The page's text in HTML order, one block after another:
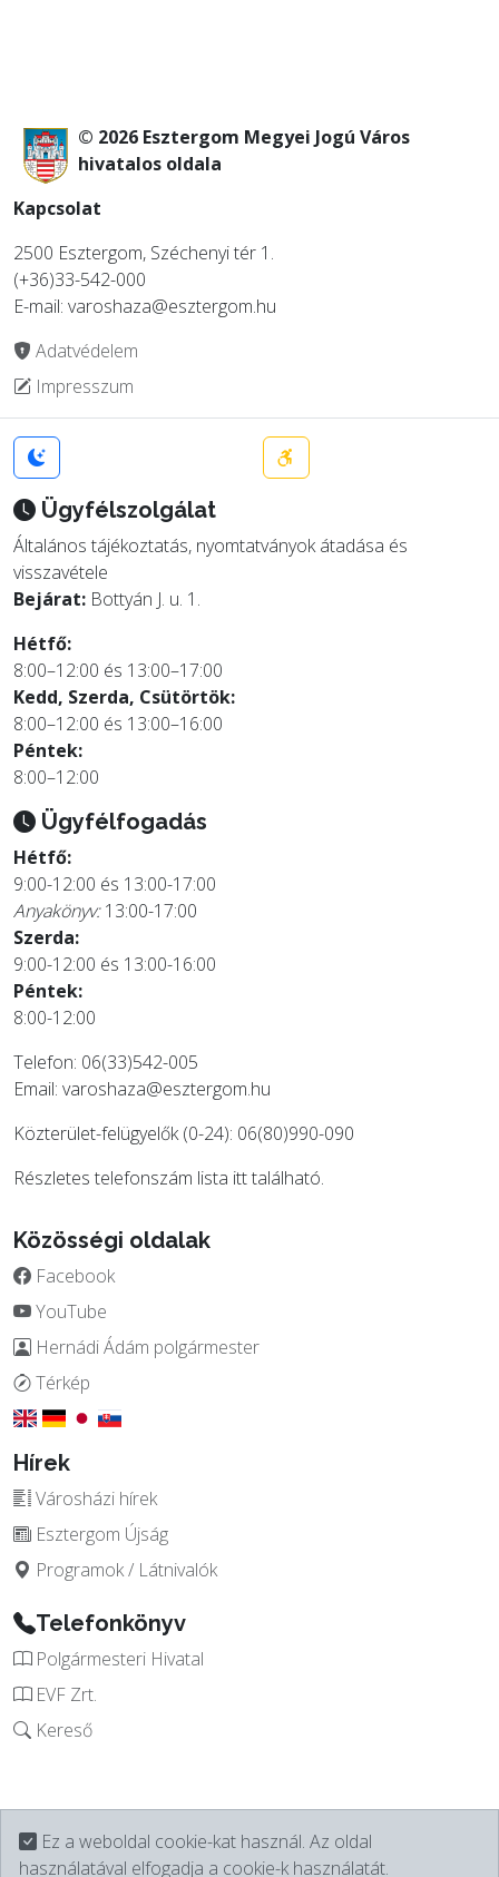
Ez a weboldal cookie-kat használ. Az oldal
használatával elfogadja a cookie-k használatát.
© 2026 Esztergom Megyei Jogú Város
hivatalos oldala
Kapcsolat
2500 Esztergom, Széchenyi tér 1.
(+36)33-542-000
E-mail: varoshaza@esztergom.hu
Adatvédelem
Impresszum
Ügyfélszolgálat
Általános tájékoztatás, nyomtatványok átadása és
visszavétele
Bejárat: Bottyán J. u. 1.
Hétfő:
8:00–12:00 és 13:00–17:00
Kedd, Szerda, Csütörtök:
8:00–12:00 és 13:00–16:00
Péntek:
8:00–12:00
Ügyfélfogadás
Hétfő:
9:00-12:00 és 13:00-17:00
Anyakönyv:13:00-17:00
Szerda:
9:00-12:00 és 13:00-16:00
Péntek:
8:00-12:00
Telefon: 06(33)542-005
Email: varoshaza@esztergom.hu
Közterület-felügyelők (0-24): 06(80)990-090
Részletes telefonszám lista itttalálható.
Közösségi oldalak
Facebook
YouTube
Hernádi Ádám polgármester
Térkép
Hírek
Városházi hírek
Esztergom Újság
Programok / Látnivalók
Telefonkönyv
Polgármesteri Hivatal
EVF Zrt.
Kereső